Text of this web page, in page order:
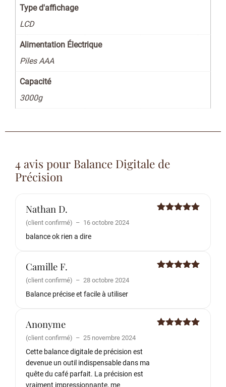
Type d'affichage
LCD
Alimentation Électrique
Piles AAA
Capacité
3000g
4 avis pour Balance Digitale de
Précision
Nathan D.
(client confirmé) – 16 octobre 2024
balance ok rien a dire
Camille F.
(client confirmé) – 28 octobre 2024
Balance précise et facile à utiliser
Anonyme
(client confirmé) – 25 novembre 2024
Cette balance digitale de précision est
devenue un outil indispensable dans ma
quête du café parfait. La précision est
vraiment impressionnante, me